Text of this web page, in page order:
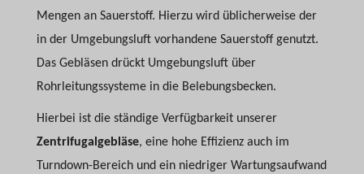
Mengen an Sauerstoff. Hierzu wird üblicherweise der
in der Umgebungsluft vorhandene Sauerstoff genutzt.
Das Gebläsen drückt Umgebungsluft über
Rohrleitungssysteme in die Belebungsbecken.
Hierbei ist die ständige Verfügbarkeit unserer
Zentrifugalgebläse, eine hohe Effizienz auch im
Turndown-Bereich und ein niedriger Wartungsaufwand